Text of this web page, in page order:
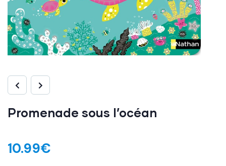
Promenade sous l’océan
10.99€